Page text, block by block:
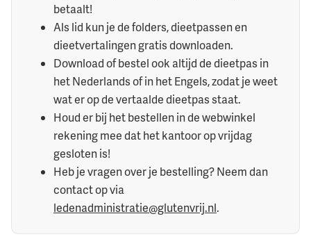
betaalt!
Als lid kun je de folders, dieetpassen en
dieetvertalingen gratis downloaden.
Download of bestel ook altijd de dieetpas in
het Nederlands of in het Engels, zodat je weet
wat er op de vertaalde dieetpas staat.
Houd er bij het bestellen in de webwinkel
rekening mee dat het kantoor op vrijdag
gesloten is!
Heb je vragen over je bestelling? Neem dan
contact op via
ledenadministratie@glutenvrij.nl.